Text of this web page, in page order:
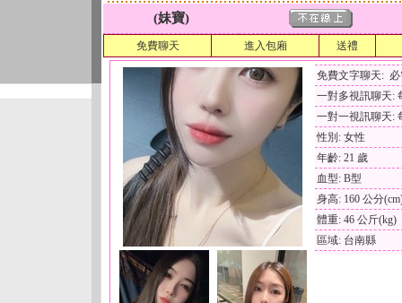
(妹寶)
免費聊天 進入包廂 送禮
免費文字聊天:
一對多視訊聊天:
一對一視訊聊天:
性別: 女性
年齡: 21 歲
血型: B型
身高: 160 公分
體重: 46 公斤(kg)
區域: 台南縣